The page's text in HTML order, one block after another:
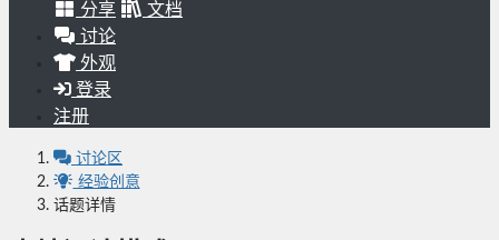
分享
文档
讨论
外观
登录
注册
讨论区
经验创意
话题详情